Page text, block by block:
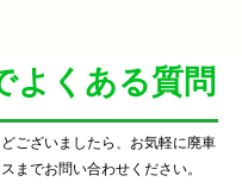
よくある質問
ございましたら、お気軽に廃車
までお問い合わせください。